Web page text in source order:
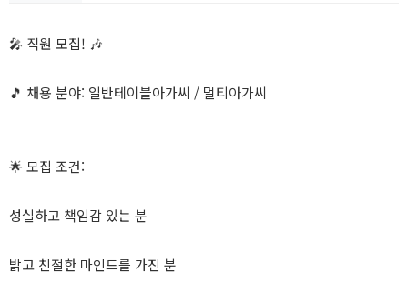
🎤 직원 모집! 🎶
🎵 채용 분야: 일반테이블아가씨 / 멀티아가씨
🌟 모집 조건:
성실하고 책임감 있는 분
밝고 친절한 마인드를 가진 분